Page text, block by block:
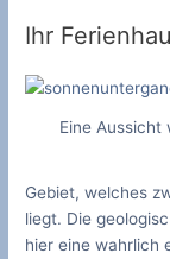
Ihr
Eine Aussicht
Gebiet, welches
liegt. Die
hier eine wahrlich